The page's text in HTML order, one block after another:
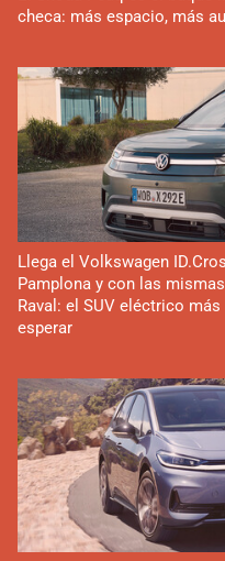
checa: más espacio, más
Llega el Volkswagen
Pamplona y con las
Raval: el SUV eléctrico
esperar